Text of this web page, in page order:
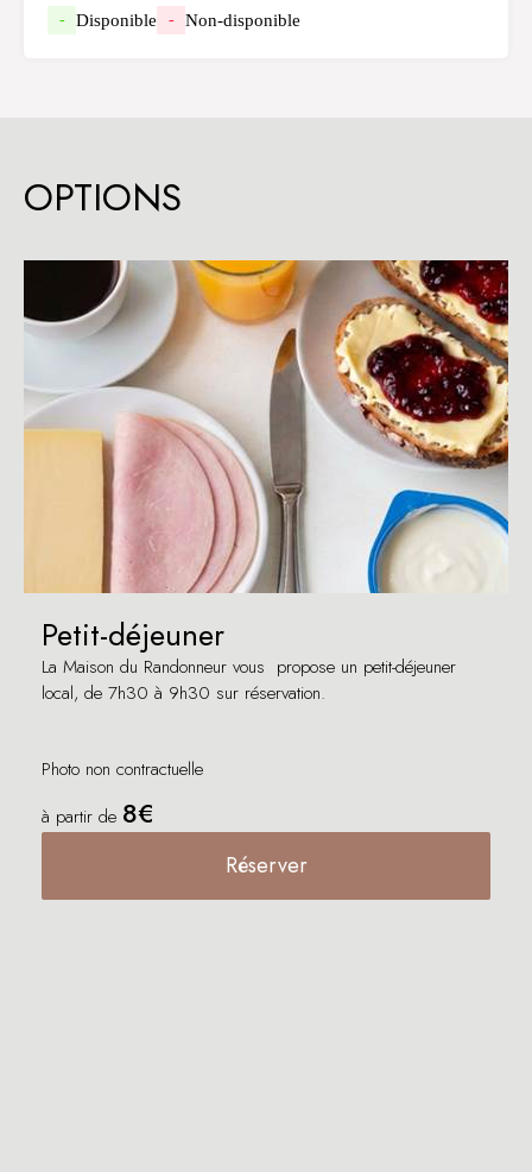
- Disponible - Non-disponible
OPTIONS
Petit-déjeuner
La Maison du Randonneur vous propose un petit-déjeuner
local, de 7h30 à 9h30 sur réservation.
Photo non contractuelle
à partir de 8€
Réserver